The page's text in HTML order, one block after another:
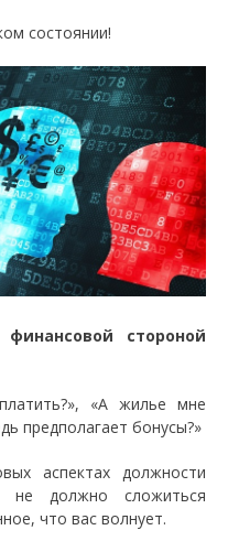
состоянии!
стороной
«А жилье мне
предполагает бонусы?»
аспектах должности
не должно сложиться
что вас волнует.